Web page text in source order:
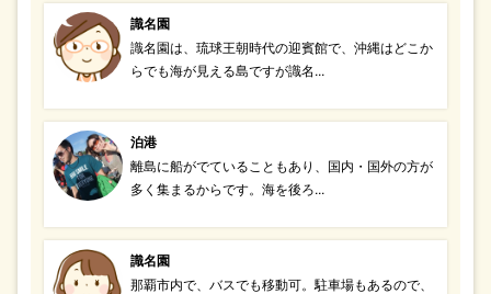
識名園
識名園は、琉球王朝時代の迎賓館で、沖縄はどこか
らでも海が見える島ですが識名...
泊港
離島に船がでていることもあり、国内・国外の方が
多く集まるからです。海を後ろ...
識名園
那覇市内で、バスでも移動可。駐車場もあるので、